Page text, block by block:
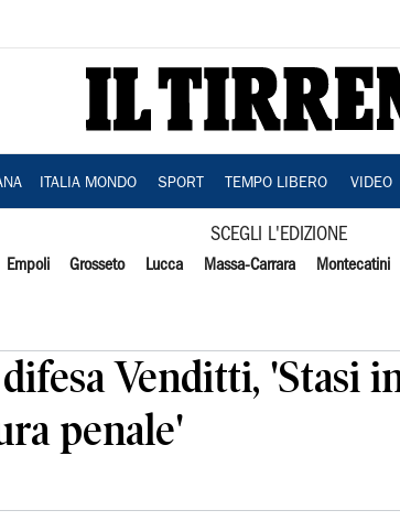
ITALIA MONDO SPORT TEMPO LIBERO VIDEO
SCEGLI L'EDIZIONE
Empoli Grosseto Lucca Massa-Carrara Montecatini
difesa Venditti, 'Stasi
penale'